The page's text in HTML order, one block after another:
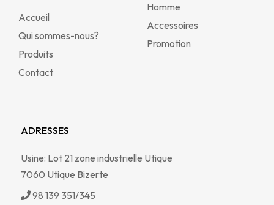
Accueil
Qui sommes-nous?
Produits
Contact
Homme
Accessoires
Promotion
ADRESSES
Usine: Lot 21 zone industrielle Utique
7060 Utique Bizerte
98 139 351/345